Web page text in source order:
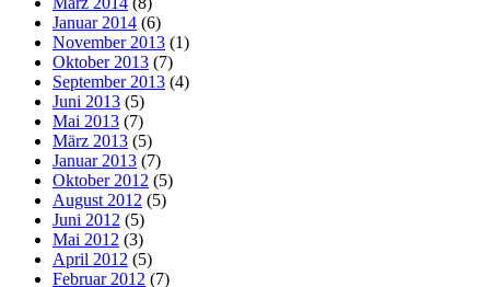
Januar 2014 (6)
November 2013 (1)
Oktober 2013 (7)
September 2013 (4)
Juni 2013 (5)
Mai 2013 (7)
März 2013 (5)
Januar 2013 (7)
Oktober 2012 (5)
August 2012 (5)
Juni 2012 (5)
Mai 2012 (3)
April 2012 (5)
Februar 2012 (7)